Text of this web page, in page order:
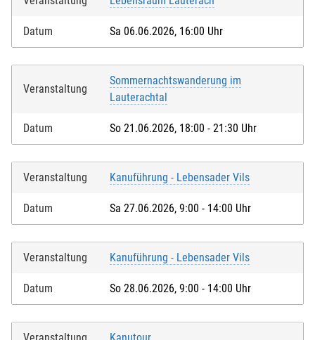
Datum Sa 06.06.2026, 16:00 Uhr
Veranstaltung
Sommernachtswanderung im
Lauterachtal
Datum So 21.06.2026, 18:00 - 21:30 Uhr
Veranstaltung Kanuführung - Lebensader Vils
Datum Sa 27.06.2026, 9:00 - 14:00 Uhr
Veranstaltung Kanuführung - Lebensader Vils
Datum So 28.06.2026, 9:00 - 14:00 Uhr